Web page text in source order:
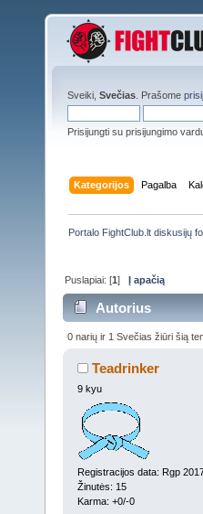
Sveiki, Svečias . Prašome
Prisijungti su prisijungimo
Kategorijos Pagalba
Portalo FightClub.lt diskusijų
Puslapiai: [1]Į apačią
Autorius
0 narių ir 1 Svečias žiūri šią
Teadrinker
9 kyu
Registracijos data: Rgp
Žinutės: 15
Karma: +0/-0